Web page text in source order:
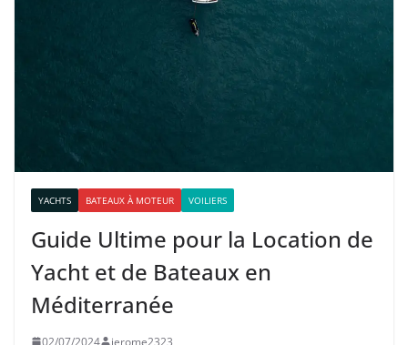
YACHTS BATEAUX À MOTEUR VOILIERS
Guide Ultime pour la Location de
Yacht et de Bateaux en
Méditerranée
02/07/2024 jerome2323